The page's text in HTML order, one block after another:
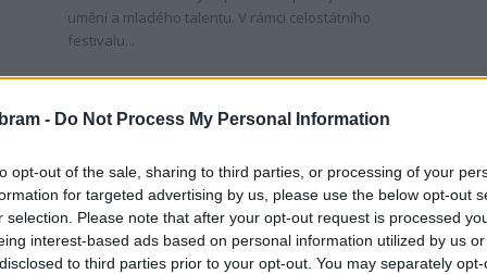
- Do Not Process My Personal Information
opt-out of the sale, sharing to third parties, or processing of your
for targeted advertising by us, please use the below opt-out
selection. Please note that after your opt-out request is processed
interest-based ads based on personal information utilized by us
to third parties prior to your opt-out. You may separately
umění a mladého talentu. V rámci celostátního
festivalu...